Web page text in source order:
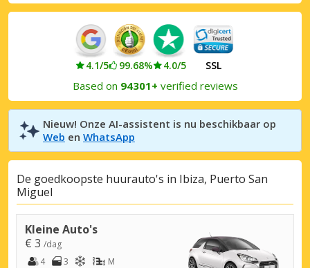
4.1/5 99.68% 4.0/5 SSL
Based on 94301+ verified reviews
Nieuw! Onze AI-assistent is nu beschikbaar op
Web en WhatsApp
De goedkoopste huurauto's in Ibiza, Puerto San
Miguel
Kleine Auto's
€ 3 /dag
4
3 M